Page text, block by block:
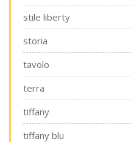
stile liberty
storia
tavolo
terra
tiffany
tiffany blu